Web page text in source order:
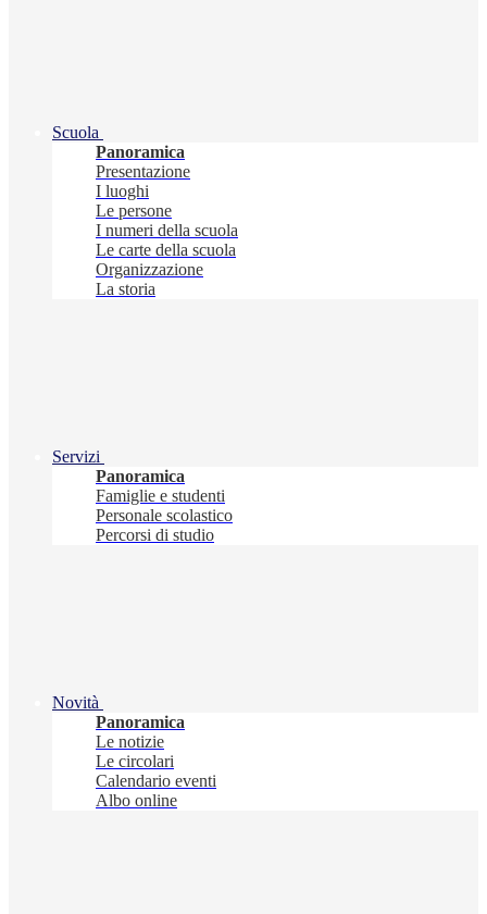
Scuola
Panoramica
Presentazione
I luoghi
Le persone
I numeri della scuola
Le carte della scuola
Organizzazione
La storia
Servizi
Panoramica
Famiglie e studenti
Personale scolastico
Percorsi di studio
Novità
Panoramica
Le notizie
Le circolari
Calendario eventi
Albo online